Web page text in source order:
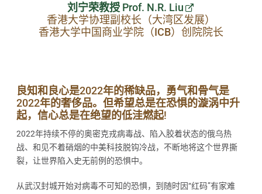
刘宁荣教授 Prof. N.R. Liu
香港大学协理副校长（大湾区发展）
香港大学中国商业学院（ICB）创院院长
良知和良心是2022年的稀缺品，勇气和骨气是
2022年的奢侈品。但希望总是在恐惧的漩涡中升
起，信心总是在绝望的低洼燃起!
2022年持续不停的奥密克戎病毒战、陷入胶着状态的俄乌热
战、和见不着硝烟的中美科技脱钩冷战，不断地将这个世界撕
裂，让世界陷入史无前例的恐惧中。
从武汉封城开始对病毒不可知的恐惧，到随时因“红码”有家难